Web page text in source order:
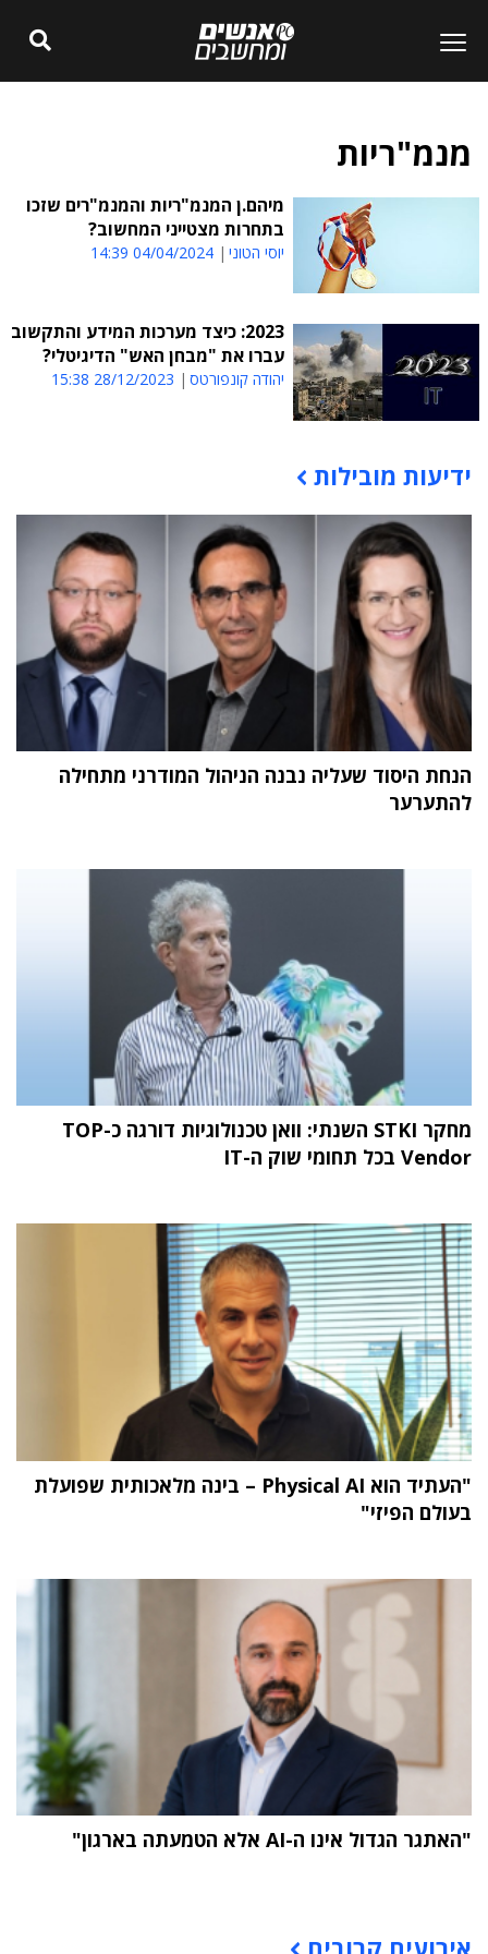
מנמ"ריות
מיהם.ן המנמ"ריות והמנמ"רים שזכו
בתחרות מצטייני המחשוב?
יוסי הטוני 04/04/2024 14:39
2023: כיצד מערכות המידע והתקשוב
עברו את "מבחן האש" הדיגיטלי?
יהודה קונפורטס 28/12/2023 15:38
תוכן פרסומי
ידיעות מובילות
הנחת היסוד שעליה נבנה הניהול המודרני מתחילה
להתערער
מחקר STKI השנתי: וואן טכנולוגיות דורגה כ-TOP
Vendor בכל תחומי שוק ה-IT
"העתיד הוא Physical AI – בינה מלאכותית שפועלת
בעולם הפיזי"
"האתגר הגדול אינו ה-AI אלא הטמעתה בארגון"
אירועים קרובים